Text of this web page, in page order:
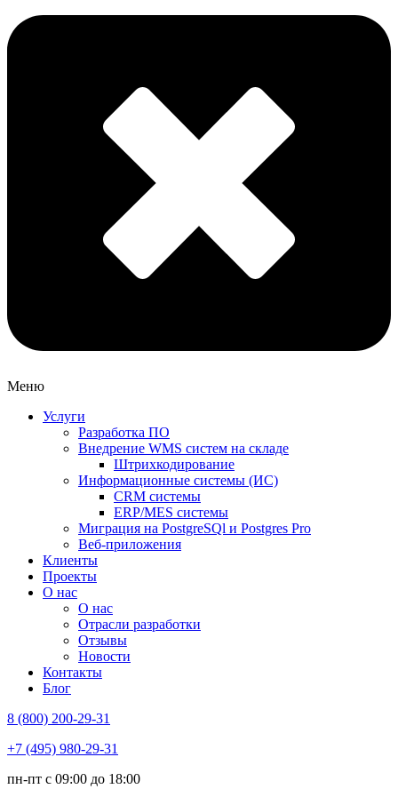
Меню
Услуги
Разработка ПО
Внедрение WMS систем на складе
Штрихкодирование
Информационные системы (ИС)
CRM системы
ERP/MES системы
Миграция на PostgreSQl и Postgres Pro
Веб-приложения
Клиенты
Проекты
О нас
О нас
Отрасли разработки
Отзывы
Новости
Контакты
Блог
8 (800) 200-29-31
+7 (495) 980-29-31
пн-пт с 09:00 до 18:00